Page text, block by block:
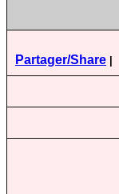
Partager/Share